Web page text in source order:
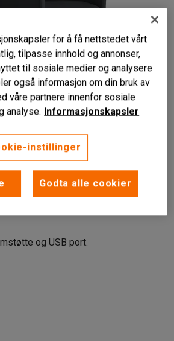
Liknende produkter
og USB port.
for å få nettstedet vårt
tilpasse innhold og annonser,
til sosiale medier og analysere
også informasjon om din bruk av
våre partnere innenfor sosiale
analyse. Informasjonskapsler
instillinger
Godta alle cookier